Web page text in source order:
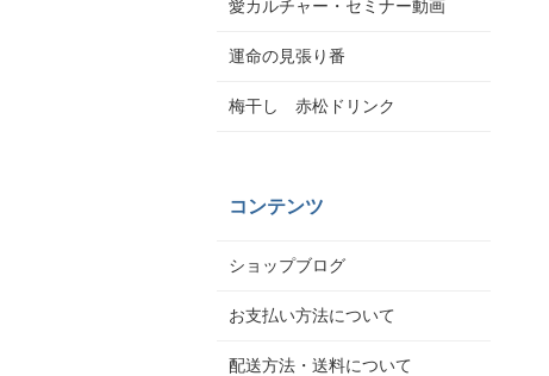
愛カルチャー・セミナー動画
運命の見張り番
梅干し 赤松ドリンク
コンテンツ
ショップブログ
お支払い方法について
配送方法・送料について